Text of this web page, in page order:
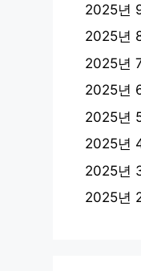
2025년
2025년
2025년
2025년
2025년
2025년
2025년
2025년